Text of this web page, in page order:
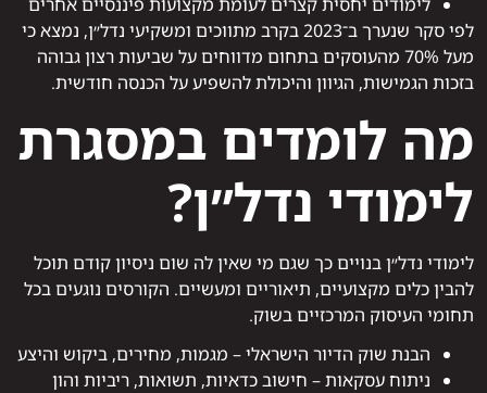
לפי סקר שנערך ב־2023 בקרב מתווכים ומשקיעי נדל״ן, נמצא כי
מעל 70% מהעוסקים בתחום מדווחים על שביעות רצון גבוהה
בזכות הגמישות, הגיוון והיכולת להשפיע על הכנסה חודשית.
מה לומדים במסגרת
לימודי נדל״ן?
לימודי נדל״ן בנויים כך שגם מי שאין לה שום ניסיון קודם תוכל
להבין כלים מקצועיים, תיאוריים ומעשיים. הקורסים נוגעים בכל
תחומי העיסוק המרכזיים בשוק.
הבנת שוק הדיור הישראלי – מגמות, מחירים, ביקוש והיצע
ניתוח עסקאות – חישוב כדאיות, תשואות, ריביות והון